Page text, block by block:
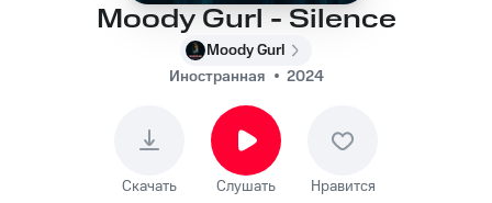
Moody Gurl - Silence
Moody Gurl
Иностранная
2024
Скачать Слушать Нравится